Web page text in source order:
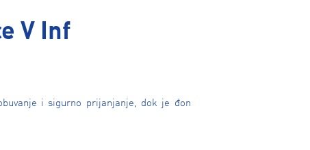
V Inf
i sigurno prijanjanje, dok je đon